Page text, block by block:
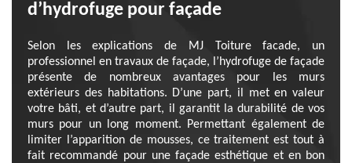
d’hydrofuge pour façade
Selon les explications de MJ Toiture facade, un
professionnel en travaux de façade, l’hydrofuge de façade
présente de nombreux avantages pour les murs
extérieurs des habitations. D’une part, il met en valeur
votre bâti, et d’autre part, il garantit la durabilité de vos
murs pour un long moment. Permettant également de
limiter l’apparition de mousses, ce traitement est tout à
fait recommandé pour une façade esthétique et en bon